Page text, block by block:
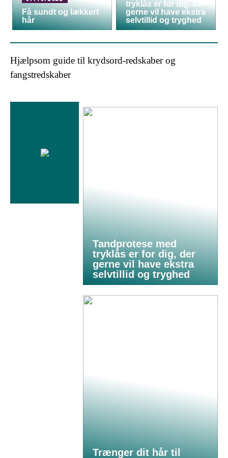
Få sundt og lækkert
hår
tryklås er for dig, der
gerne vil have ekstra
selvtillid og tryghed
Hjælpsom guide til krydsord-redskaber og
fangstredskaber
Tandprotese med
tryklås er for dig, der
gerne vil have ekstra
selvtillid og tryghed
Trænger dit hår til